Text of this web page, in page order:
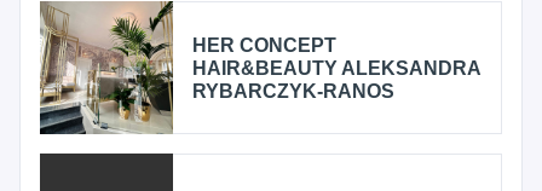
HER CONCEPT
HAIR&BEAUTY ALEKSANDRA
RYBARCZYK-RANOS